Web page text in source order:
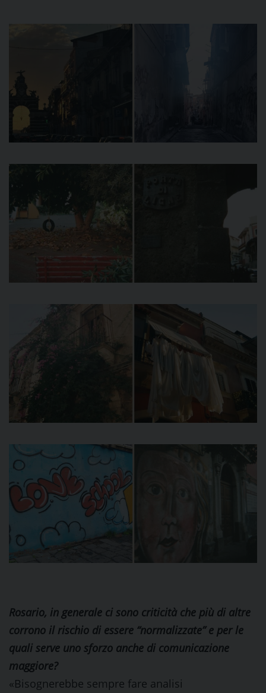
Rosario, in generale ci sono criticità che più di altre
corrono il rischio di essere “normalizzate” e per le
quali serve uno sforzo anche di comunicazione
maggiore?
«Bisognerebbe sempre fare analisi